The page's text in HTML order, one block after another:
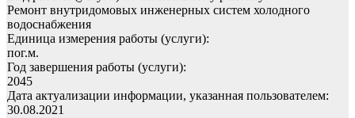
Ремонт внутридомовых инженерных систем холодного
водоснабжения
Единица измерения работы (услуги):
пог.м.
Год завершения работы (услуги):
2045
Дата актуализации информации, указанная пользователем:
30.08.2021